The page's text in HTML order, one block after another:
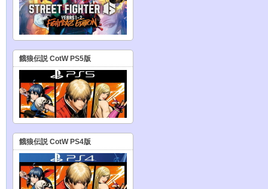
餓狼伝説 CotW PS5版
餓狼伝説 CotW PS4版